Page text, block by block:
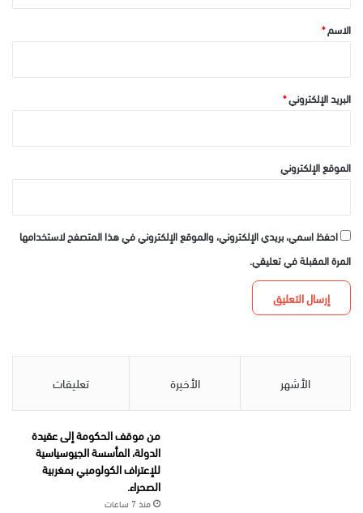
*الاسم*
البريد الإلكتروني*
الموقع الإلكتروني
احفظ اسمي، بريدي الإلكتروني، والموقع الإلكتروني في هذا المتصفح لاستخدامها
المرة المقبلة في تعليقي.
الأشهر الأخيرة تعليقات
من موقف الحكومة إلى عقيدة
الدولة، المأسسة الجيوسياسية
للإعتراف الكولومبي بمغربية
الصحراء.
منذ 7 ساعات